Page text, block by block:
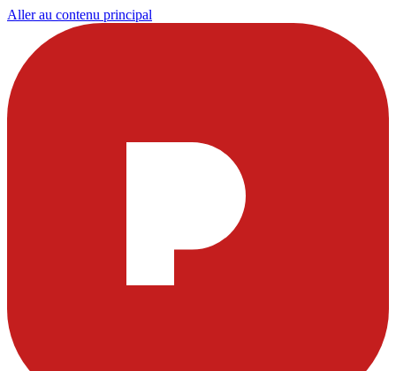
Aller au contenu principal